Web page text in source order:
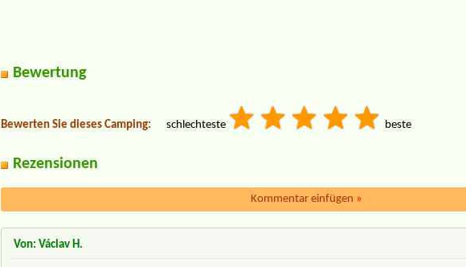
Bewertung
Bewerten Sie dieses Camping: schlechteste beste
Rezensionen
Kommentar einfügen »
Von: Václav H.